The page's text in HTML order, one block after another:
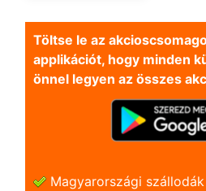
Töltse le az
applikációt, hogy minden
önnel legyen az összes
Magyarországi